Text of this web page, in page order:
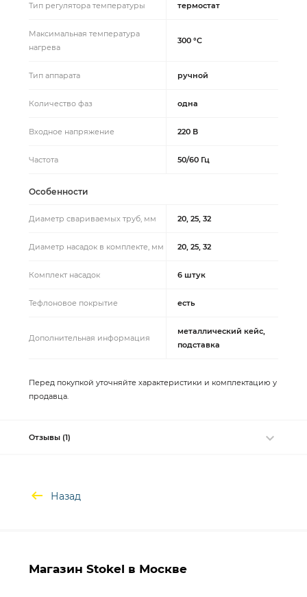
Тип регулятора температуры термостат
Максимальная температура
нагрева
300 °C
Тип аппарата ручной
Количество фаз одна
Входное напряжение 220 В
Частота 50/60 Гц
Особенности
Диаметр свариваемых труб, мм 20, 25, 32
Диаметр насадок в комплекте, мм 20, 25, 32
Комплект насадок 6 штук
Тефлоновое покрытие есть
Дополнительная информация
металлический кейс,
подставка
Перед покупкой уточняйте характеристики и комплектацию у
продавца.
Отзывы (1)
Назад
Магазин Stokel в Москве